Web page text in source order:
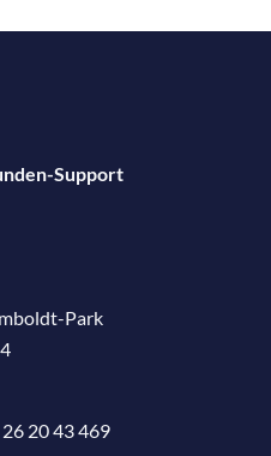
Support
Park
20 43 469